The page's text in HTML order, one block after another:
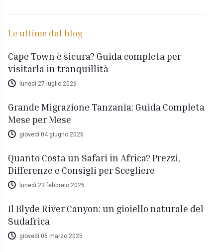
Le ultime dal blog
Cape Town è sicura? Guida completa per
visitarla in tranquillità
lunedì 27 luglio 2026
Grande Migrazione Tanzania: Guida Completa
Mese per Mese
giovedì 04 giugno 2026
Quanto Costa un Safari in Africa? Prezzi,
Differenze e Consigli per Scegliere
lunedì 23 febbraio 2026
Il Blyde River Canyon: un gioiello naturale del
Sudafrica
giovedì 06 marzo 2025